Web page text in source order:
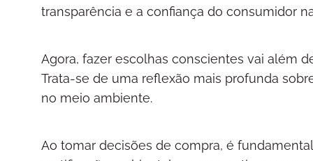
transparência e a confiança do consumidor
Agora, fazer escolhas conscientes vai além
Trata-se de uma reflexão mais profunda
no meio ambiente.
Ao tomar decisões de compra, é